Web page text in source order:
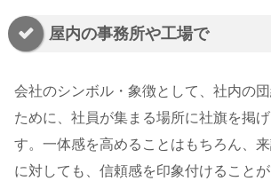
屋内の事務所や工場で
会社のシンボル・象徴として、社内の
ために、社員が集まる場所に社旗を掲
す。一体感を高めることはもちろん、
に対しても、信頼感を印象付けることが